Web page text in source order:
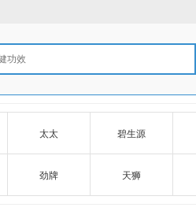
太太 碧生源
劲牌 天狮